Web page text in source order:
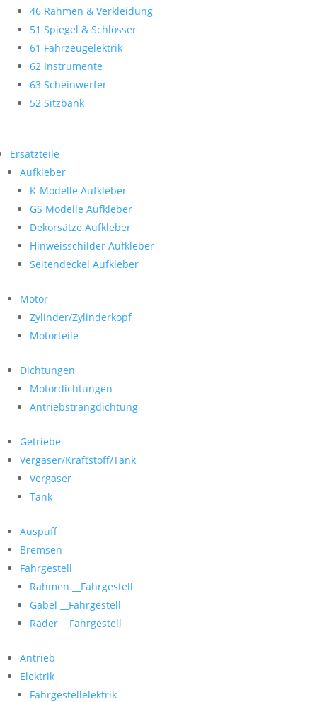
46 Rahmen & Verkleidung
51 Spiegel & Schlösser
61 Fahrzeugelektrik
62 Instrumente
63 Scheinwerfer
52 Sitzbank
Ersatzteile
Aufkleber
K-Modelle Aufkleber
GS Modelle Aufkleber
Dekorsätze Aufkleber
Hinweisschilder Aufkleber
Seitendeckel Aufkleber
Motor
Zylinder/Zylinderkopf
Motorteile
Dichtungen
Motordichtungen
Antriebstrangdichtung
Getriebe
Vergaser/Kraftstoff/Tank
Vergaser
Tank
Auspuff
Bremsen
Fahrgestell
Rahmen __Fahrgestell
Gabel __Fahrgestell
Räder __Fahrgestell
Antrieb
Elektrik
Fahrgestellelektrik